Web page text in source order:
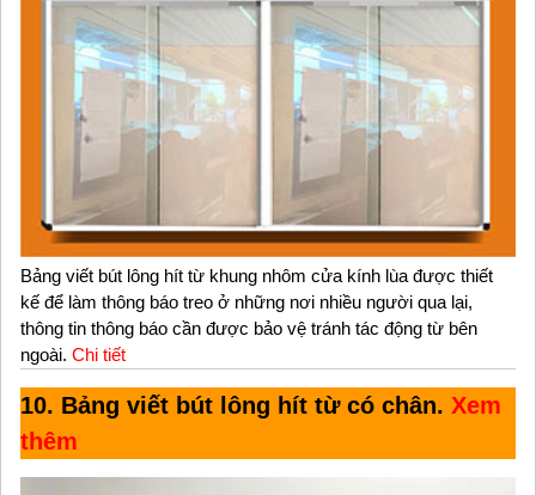
Bảng viết bút lông hít từ khung nhôm cửa kính lùa được thiết
kế để làm thông báo treo ở những nơi nhiều người qua lại,
thông tin thông báo cần được bảo vệ tránh tác động từ bên
ngoài. Chi tiết
10. Bảng viết bút lông hít từ có chân. Xem
thêm